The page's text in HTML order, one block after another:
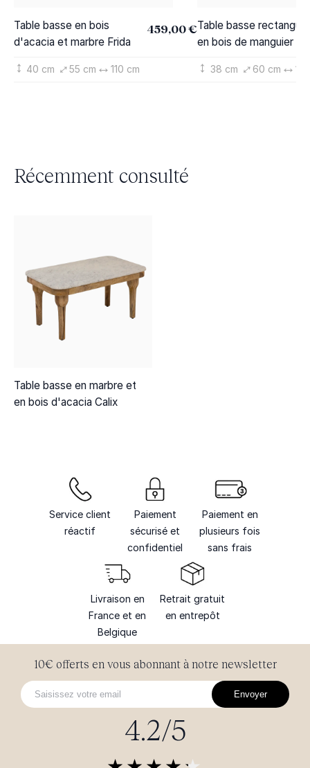
Table basse en bois
d'acacia et marbre Frida
459,00 €
40 cm 55 cm 110 cm
Table basse
en bois de manguier et
38 cm 60 cm
Récemment consulté
Table basse en marbre et
en bois d'acacia Calix
Service client
réactif
Paiement
sécurisé et
confidentiel
Paiement en
plusieurs fois
sans frais
Livraison en
France et en
Belgique
Retrait gratuit
en entrepôt
10€ offerts en vous abonnant à notre newsletter
Envoyer
4.2/5